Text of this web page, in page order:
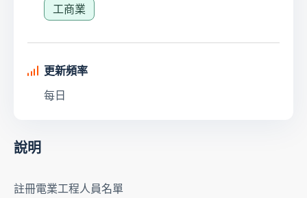
工商業
更新頻率
每日
說明
註冊電業工程人員名單